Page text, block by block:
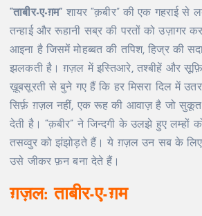
“ताबीर-ए-ग़म” शायर “क़बीर” की एक गहराई से
तन्हाई और रूहानी सब्र की परतों को उज़ागर
आइना है जिसमें मोहब्बत की तपिश, हिज्र की
झलकती है। ग़ज़ल में इस्तिआरे, तश्बीहें और
ख़ूबसूरती से बुने गए हैं कि हर मिसरा दिल में
सिर्फ़ ग़ज़ल नहीं, एक रूह की आवाज़ है जो
देती है। “क़बीर” ने जिन्दगी के उलझे हुए लम्हों
तसव्वुर को झंझोड़ते हैं। ये ग़ज़ल उन सब के
उसे जीकर फ़न बना देते हैं।
ग़ज़ल: ताबीर-ए-ग़म